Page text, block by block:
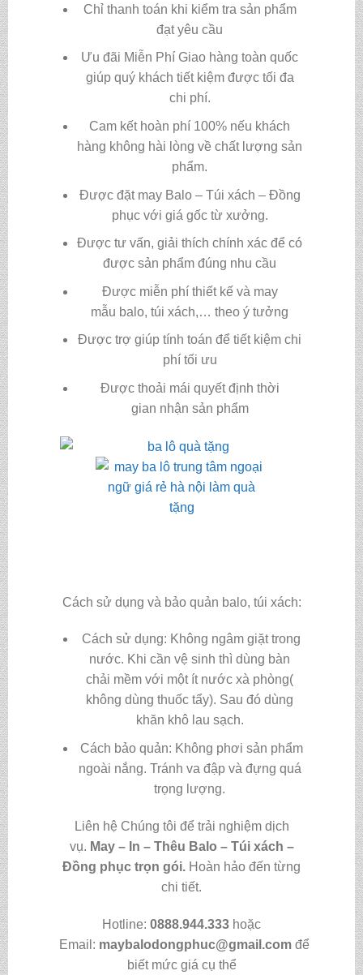
Chỉ thanh toán khi kiểm tra sản phẩm
đạt yêu cầu
Ưu đãi Miễn Phí Giao hàng toàn quốc
giúp quý khách tiết kiệm được tối đa
chi phí.
Cam kết hoàn phí 100% nếu khách
hàng không hài lòng về chất lượng sản
phẩm.
Được đặt may Balo – Túi xách – Đồng
phục với giá gốc từ xưởng.
Được tư vấn, giải thích chính xác để có
được sản phẩm đúng nhu cầu
Được miễn phí thiết kế và may
mẫu balo, túi xách,… theo ý tưởng
Được trợ giúp tính toán để tiết kiệm chi
phí tối ưu
Được thoải mái quyết định thời
gian nhận sản phẩm
Cách sử dụng và bảo quản balo, túi xách:
Cách sử dụng: Không ngâm giặt trong
nước. Khi cần vệ sinh thì dùng bàn
chải mềm với một ít nước xà phòng(
không dùng thuốc tẩy). Sau đó dùng
khăn khô lau sạch.
Cách bảo quản: Không phơi sản phẩm
ngoài nắng. Tránh va đập và đựng quá
trọng lượng.
Liên hệ Chúng tôi để trải nghiệm dịch
vụ. May – In – Thêu Balo – Túi xách –
Đồng phục trọn gói. Hoàn hảo đến từng
chi tiết.
Hotline: 0888.944.333 hoặc
Email: maybalodongphuc@gmail.comđể
biết mức giá cụ thể